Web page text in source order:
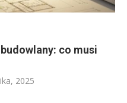
co musi
2025